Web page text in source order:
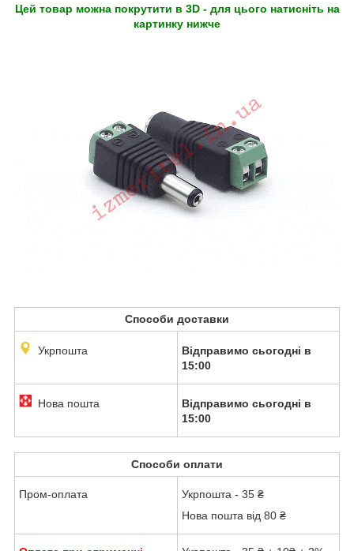
Цей товар можна покрутити в 3D - для цього натисніть на
картинку нижче
Способи доставки
Укрпошта
Відправимо сьогодні в
15:00
Нова пошта
Відправимо сьогодні в
15:00
Способи оплати
Пром-оплата
Укрпошта - 35 ₴
Нова пошта від 80 ₴